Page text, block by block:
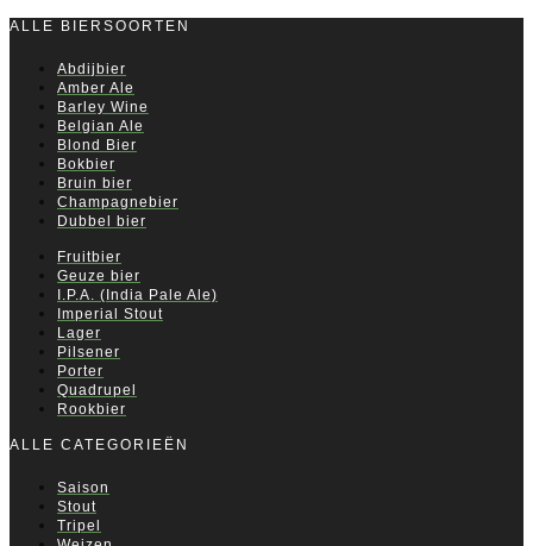
ALLE BIERSOORTEN
Abdijbier
Amber Ale
Barley Wine
Belgian Ale
Blond Bier
Bokbier
Bruin bier
Champagnebier
Dubbel bier
Fruitbier
Geuze bier
I.P.A. (India Pale Ale)
Imperial Stout
Lager
Pilsener
Porter
Quadrupel
Rookbier
ALLE CATEGORIEËN
Saison
Stout
Tripel